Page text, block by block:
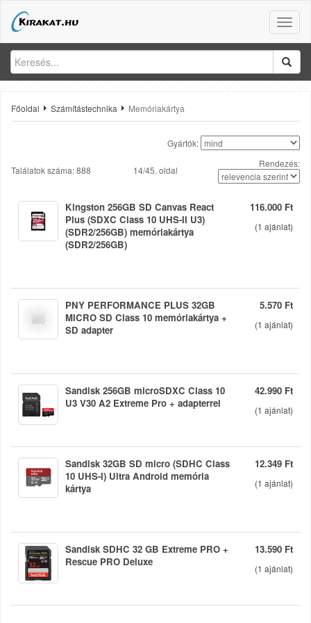
Toggle
Főoldal Számítástechnika Memóriakártya
Gyártók:
Találatok száma: 888 14/45. oldal
Rendezés:
116.000 Ft
(1 ajánlat)
Kingston 256GB SD Canvas React
Plus (SDXC Class 10 UHS-II U3)
(SDR2/256GB) memóriakártya
(SDR2/256GB)
5.570 Ft
(1 ajánlat)
PNY PERFORMANCE PLUS 32GB
MICRO SD Class 10 memóriakártya +
SD adapter
42.990 Ft
(1 ajánlat)
Sandisk 256GB microSDXC Class 10
U3 V30 A2 Extreme Pro + adapterrel
12.349 Ft
(1 ajánlat)
Sandisk 32GB SD micro (SDHC Class
10 UHS-I) Ultra Android memória
kártya
13.590 Ft
(1 ajánlat)
Sandisk SDHC 32 GB Extreme PRO +
Rescue PRO Deluxe